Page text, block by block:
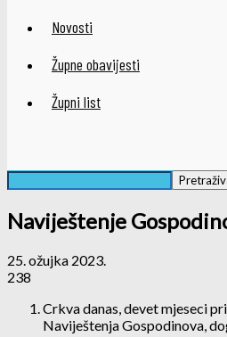
Novosti
Župne obavijesti
Župni list
Naviještenje
25. ožujka 2023.
238
Crkva danas, devet mjeseci
Naviještenja Gospodinova,